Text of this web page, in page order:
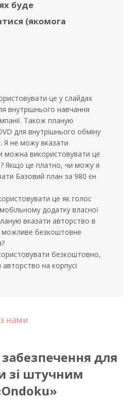
буде
(якомога
це у слайдах
внутрішнього навчання
Також планую
для внутрішнього обміну
Я не можу вказати
можна використовувати це
Якщо це платно, чи можу я
Базовий план за 980 єн
це як голос
додатку власної
вказати авторство в
можливе безкоштовне
безкоштовно,
на корпусі
нами
для
зі штучним